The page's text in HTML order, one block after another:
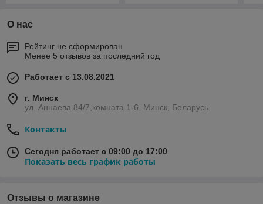
О нас
Рейтинг не сформирован
Менее 5 отзывов за последний год
Работает с 13.08.2021
г. Минск
ул. Аннаева 84/7,комната 1-6, Минск, Беларусь
Контакты
Сегодня работает с 09:00 до 17:00
Показать весь график работы
Отзывы о магазине